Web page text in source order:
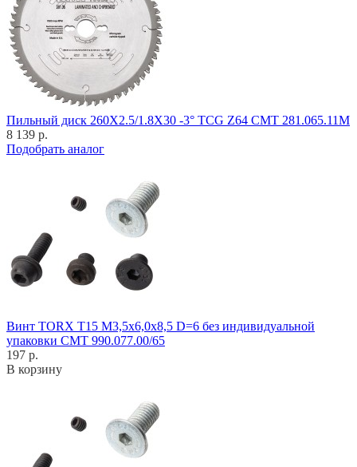
Пильный диск 260X2.5/1.8X30 -3° TCG Z64 CMT 281.065.11M
8 139 р.
Подобрать аналог
Винт TORX T15 M3,5x6,0x8,5 D=6 без индивидуальной
упаковки CMT 990.077.00/65
197 р.
В корзину